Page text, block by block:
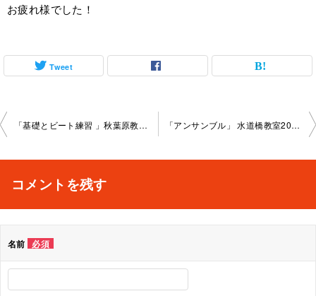
お疲れ様でした！
Tweet
投
ビ
シ
「基礎とビート練習 」秋葉原教室2022-02-08-no0008-1024 「アンサンブル」 水道橋教室2022-02-16-no0008-1021
コメントを残す
名前 必須